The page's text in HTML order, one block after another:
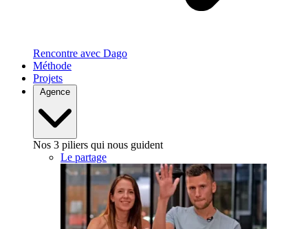
Rencontre avec Dago
Méthode
Projets
Agence
Nos 3 piliers qui nous guident
Le partage